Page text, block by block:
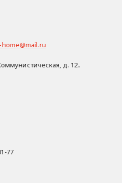
д. 12..
77